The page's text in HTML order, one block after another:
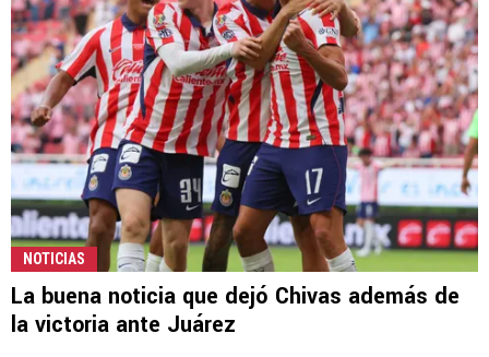
NOTICIAS
La buena noticia que dejó Chivas además de
la victoria ante Juárez